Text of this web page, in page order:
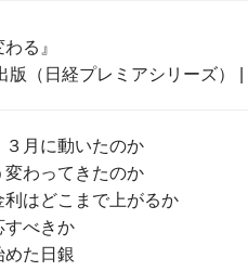
る』
（日経プレミアシリーズ） |
３月に動いたのか
変わってきたのか
利はどこまで上がるか
すべきか
めた日銀